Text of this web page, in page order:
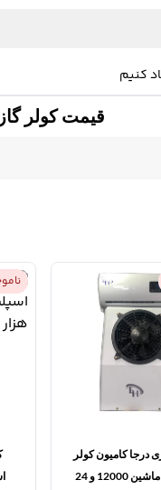
کنیم
قیمت کولر
درجا کامیون کولر
اسپلیت ماشین 12000 و 24